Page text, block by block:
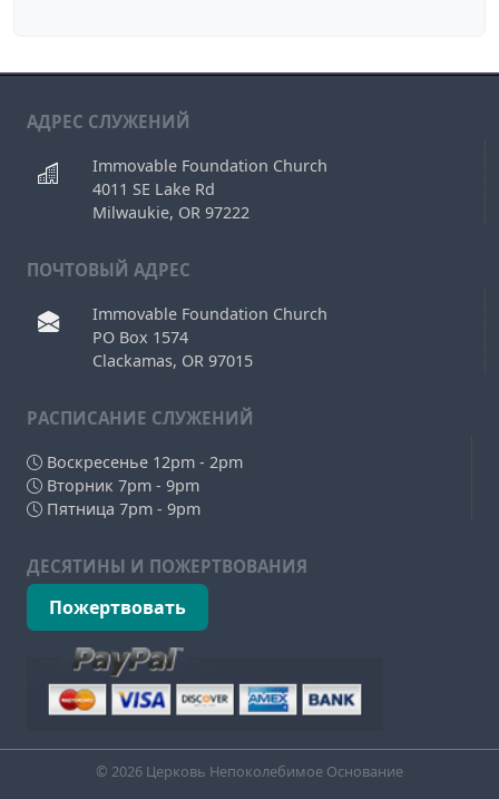
АДРЕС СЛУЖЕНИЙ
Immovable Foundation Church
4011 SE Lake Rd
Milwaukie, OR 97222
ПОЧТОВЫЙ АДРЕС
Immovable Foundation Church
PO Box 1574
Clackamas, OR 97015
РAСПИСАНИЕ СЛУЖЕНИЙ
Воскресенье 12pm - 2pm
Вторник 7pm - 9pm
Пятница 7pm - 9pm
ДЕСЯТИНЫ И ПОЖЕРТВОВАНИЯ
Пожертвовать
© 2026 Церковь Непоколебимое Основание